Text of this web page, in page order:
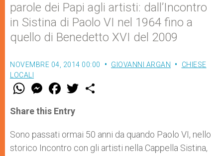
parole dei Papi agli artisti: dall’Incontro
in Sistina di Paolo VI nel 1964 fino a
quello di Benedetto XVI del 2009
NOVEMBRE 04, 2014 00:00 GIOVANNI ARGAN
CHIESE
LOCALI
W
t
s
p
p
M
e
s
e
g
e
r
F
a
e
b
o
k
w
r
Share this Entry
Sono passati ormai 50 anni da quando Paolo VI, nello
storico Incontro con gli artisti nella Cappella Sistina,